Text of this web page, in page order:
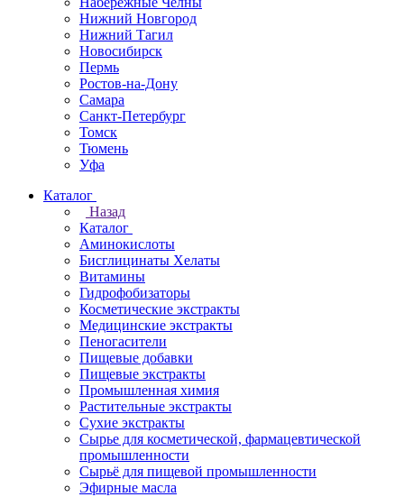
Нижний Новгород
Нижний Тагил
Новосибирск
Пермь
Ростов-на-Дону
Самара
Санкт-Петербург
Томск
Тюмень
Уфа
Каталог
Назад
Каталог
Аминокислоты
Бисглицинаты Хелаты
Витамины
Гидрофобизаторы
Косметические экстракты
Медицинские экстракты
Пеногасители
Пищевые добавки
Пищевые экстракты
Промышленная химия
Растительные экстракты
Сухие экстракты
Сырье для косметической, фармацевтической
промышленности
Сырьё для пищевой промышленности
Эфирные масла